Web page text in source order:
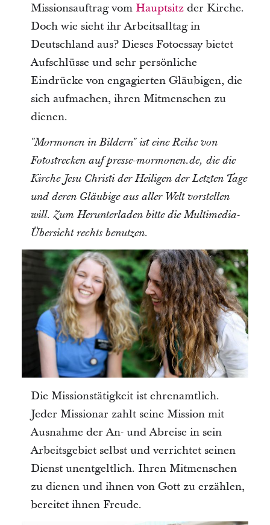
Missionsauftrag vom Hauptsitzder Kirche.
Doch wie sieht ihr Arbeitsalltag in
Deutschland aus? Dieses Fotoessay bietet
Aufschlüsse und sehr persönliche
Eindrücke von engagierten Gläubigen, die
sich aufmachen, ihren Mitmenschen zu
dienen.
"Mormonen in Bildern" ist eine Reihe von
Fotostrecken auf presse-mormonen.de, die die
Kirche Jesu Christi der Heiligen der Letzten Tage
und deren Gläubige aus aller Welt vorstellen
will. Zum Herunterladen bitte die Multimedia-
Übersicht rechts benutzen.
Die Missionstätigkeit ist ehrenamtlich.
Jeder Missionar zahlt seine Mission mit
Ausnahme der An- und Abreise in sein
Arbeitsgebiet selbst und verrichtet seinen
Dienst unentgeltlich. Ihren Mitmenschen
zu dienen und ihnen von Gott zu erzählen,
bereitet ihnen Freude.